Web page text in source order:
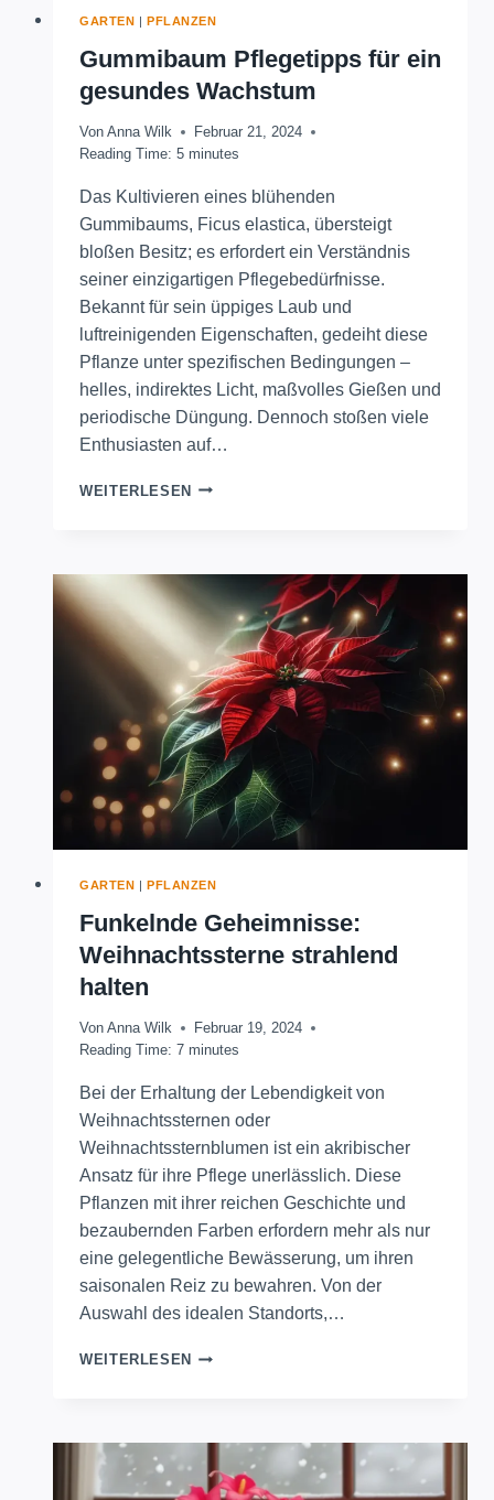
GARTEN |PFLANZEN
Gummibaum Pflegetipps für ein
gesundes Wachstum
Von Anna Wilk
Februar 21, 2024
Reading Time: 5 minutes
Das Kultivieren eines blühenden
Gummibaums, Ficus elastica, übersteigt
bloßen Besitz; es erfordert ein Verständnis
seiner einzigartigen Pflegebedürfnisse.
Bekannt für sein üppiges Laub und
luftreinigenden Eigenschaften, gedeiht diese
Pflanze unter spezifischen Bedingungen –
helles, indirektes Licht, maßvolles Gießen und
periodische Düngung. Dennoch stoßen viele
Enthusiasten auf…
WEITERLESEN GUMMIBAUM
GESUNDES
WACHSTUM
GARTEN PFLANZEN
Funkelnde Geheimnisse:
Weihnachtssterne strahlend
halten
Von Anna Wilk
Februar 19, 2024
Reading Time: 7 minutes
Bei der Erhaltung der Lebendigkeit von
Weihnachtssternen oder
Weihnachtssternblumen ist ein akribischer
Ansatz für ihre Pflege unerlässlich. Diese
Pflanzen mit ihrer reichen Geschichte und
bezaubernden Farben erfordern mehr als nur
eine gelegentliche Bewässerung, um ihren
saisonalen Reiz zu bewahren. Von der
Auswahl des idealen Standorts,…
WEITERLESEN FUNKELNDE
HALTEN